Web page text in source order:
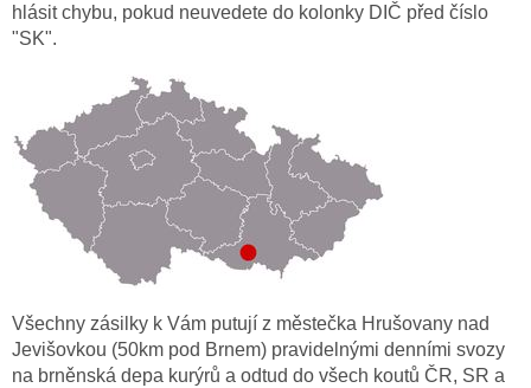
hlásit chybu, pokud neuvedete do kolonky DIČ před číslo
"SK".
Všechny zásilky k Vám putují z městečka Hrušovany nad
Jevišovkou (50km pod Brnem) pravidelnými denními svozy
na brněnská depa kurýrů a odtud do všech koutů ČR, SR a